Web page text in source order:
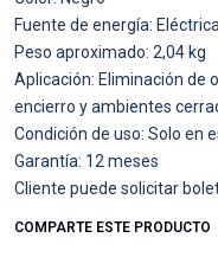
Fuente de energía:
Peso aproximado: 2,04 kg
Aplicación: Eliminación de
encierro y ambientes
Condición de uso: Solo en
Garantía: 12 meses
Cliente puede solicitar
COMPARTE ESTE PRODUCTO